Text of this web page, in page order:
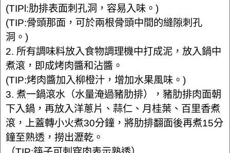
(TIPl:肋排表面刺孔洞，容易入味。)
(TIP:骨頭那面，可於兩根骨頭中間的縫隙刺孔
洞。)
2. 所有調味料放入食物調理機中打成泥，放入鍋中
煮滾，即成烤肉醬和沾醬。
(TIP:烤肉醬加入柳橙汁，增加水果風味。)
3. 煮一鍋滾水（水量淹過豬肋排），豬肋排肉面朝
下入鍋，再放入洋蔥片、蒜仁、月桂葉、百里香煮
滾，上蓋轉小火煮30分鐘，將肋排翻面後再煮15分
鐘至熟透，撈出瀝乾。